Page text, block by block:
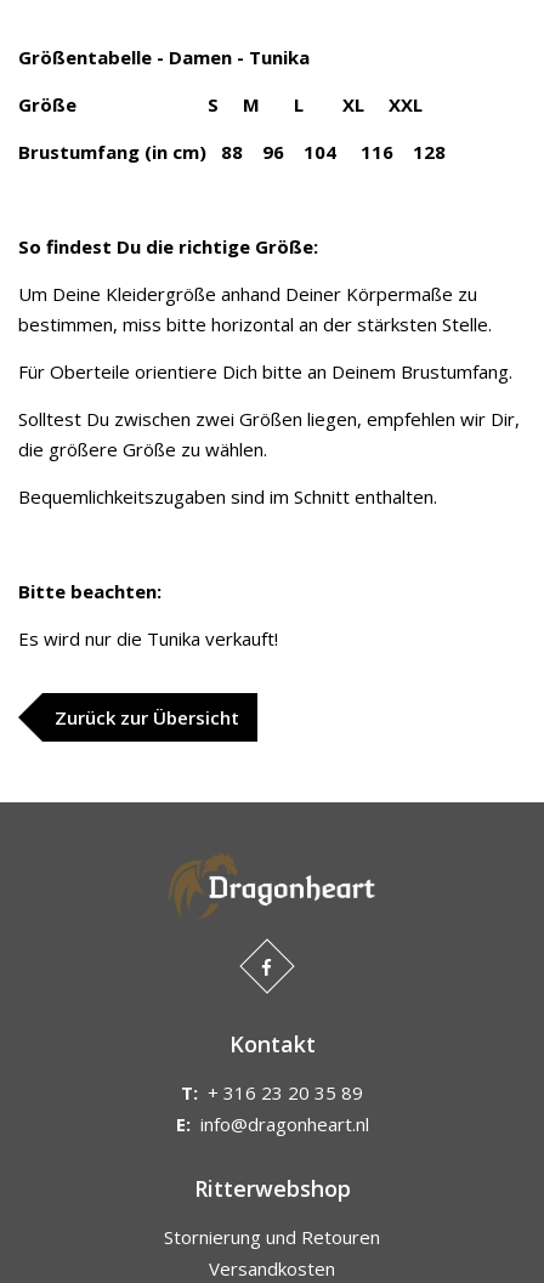
Größentabelle - Damen - Tunika
Größe S M L XL XXL
Brustumfang (in cm) 88 96 104 116 128
So findest Du die richtige Größe:
Um Deine Kleidergröße anhand Deiner Körpermaße zu
bestimmen, miss bitte horizontal an der stärksten Stelle.
Für Oberteile orientiere Dich bitte an Deinem Brustumfang.
Solltest Du zwischen zwei Größen liegen, empfehlen wir Dir,
die größere Größe zu wählen.
Bequemlichkeitszugaben sind im Schnitt enthalten.
Bitte beachten:
Es wird nur die Tunika verkauft!
Zurück zur Übersicht
Kontakt
T: + 316 23 20 35 89
E: info@dragonheart.nl
Ritterwebshop
Stornierung und Retouren
Versandkosten